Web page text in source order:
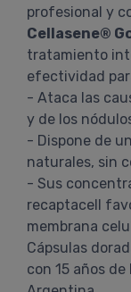
profesional y
Cellasene®
tratamiento
efectividad
- Ataca las
y de los
- Dispone de
naturales, sin
- Sus
recaptacell
membrana
Cápsulas
con 15 años